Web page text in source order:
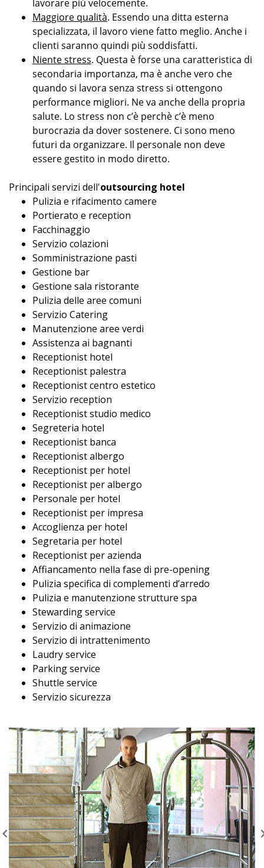
lavorare più velocemente.
Maggiore qualità. Essendo una ditta esterna
specializzata, il lavoro viene fatto meglio. Anche i
clienti saranno quindi più soddisfatti.
Niente stress. Questa è forse una caratteristica di
secondaria importanza, ma è anche vero che
quando si lavora senza stress si ottengono
performance migliori. Ne va anche della propria
salute. Lo stress non c’è perchè c’è meno
burocrazia da dover sostenere. Ci sono meno
futuri da organizzare. Il personale non deve
essere gestito in modo diretto.
Principali servizi dell'outsourcing hotel
Pulizia e rifacimento camere
Portierato e reception
Facchinaggio
Servizio colazioni
Somministrazione pasti
Gestione bar
Gestione sala ristorante
Pulizia delle aree comuni
Servizio Catering
Manutenzione aree verdi
Assistenza ai bagnanti
Receptionist hotel
Receptionist palestra
Receptionist centro estetico
Servizio reception
Receptionist studio medico
Segreteria hotel
Receptionist banca
Receptionist albergo
Receptionist per hotel
Receptionist per albergo
Personale per hotel
Receptionist per impresa
Accoglienza per hotel
Segretaria per hotel
Receptionist per azienda
Affiancamento nella fase di pre-opening
Pulizia specifica di complementi d’arredo
Pulizia e manutenzione strutture spa
Stewarding service
Servizio di animazione
Servizio di intrattenimento
Laudry service
Parking service
Shuttle service
Servizio sicurezza